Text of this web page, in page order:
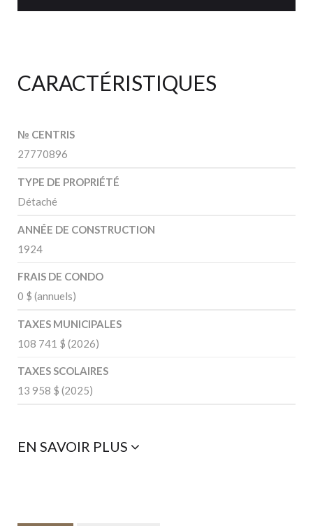
CARACTÉRISTIQUES
№ CENTRIS
27770896
TYPE DE PROPRIÉTÉ
Détaché
ANNÉE DE CONSTRUCTION
1924
FRAIS DE CONDO
0 $ (annuels)
TAXES MUNICIPALES
108 741 $ (2026)
TAXES SCOLAIRES
13 958 $ (2025)
EN SAVOIR PLUS